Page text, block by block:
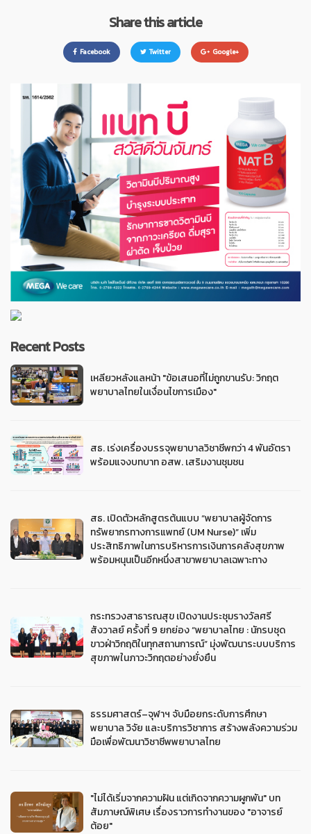
Share this article
Facebook Twitter Google+
Recent Posts
เหลียวหลังแลหน้า "ข้อเสนอที่ไม่ถูกขานรับ: วิกฤต
พยาบาลไทยในเงื่อนไขการเมือง"
สธ. เร่งเครื่องบรรจุพยาบาลวิชาชีพกว่า 4 พันอัตรา
พร้อมแจงบทบาท อสพ. เสริมงานชุมชน
สธ. เปิดตัวหลักสูตรต้นแบบ “พยาบาลผู้จัดการ
ทรัพยากรทางการแพทย์ (UM Nurse)” เพิ่ม
ประสิทธิภาพในการบริหารการเงินการคลังสุขภาพ
พร้อมหนุนเป็นอีกหนึ่งสาขาพยาบาลเฉพาะทาง
กระทรวงสาธารณสุข เปิดงานประชุมรางวัลศรี
สังวาลย์ ครั้งที่ 9 ยกย่อง “พยาบาลไทย : นักรบชุด
ขาวฝ่าวิกฤติในทุกสถานการณ์” มุ่งพัฒนาระบบบริการ
สุขภาพในภาวะวิกฤตอย่างยั่งยืน
ธรรมศาสตร์–จุฬาฯ จับมือยกระดับการศึกษา
พยาบาล วิจัย และบริการวิชาการ สร้างพลังความร่วม
มือเพื่อพัฒนาวิชาชีพพยาบาลไทย
"ไม่ได้เริ่มจากความฝัน แต่เกิดจากความผูกพัน" บท
สัมภาษณ์พิเศษ เรื่องราวการทำงานของ "อาจารย์
ต้อย"